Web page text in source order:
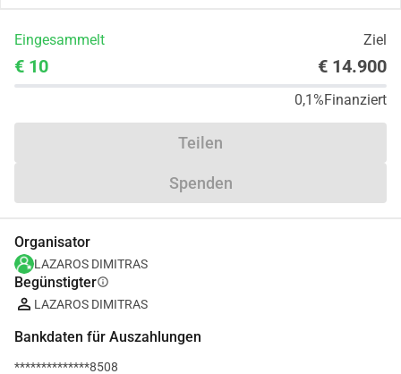
Eingesammelt Ziel
€ 10 € 14.900
0,1%Finanziert
Teilen
Spenden
Organisator
LAZAROS DIMITRAS
Begünstigterinfo
LAZAROS DIMITRAS
Bankdaten für Auszahlungen
**************8508